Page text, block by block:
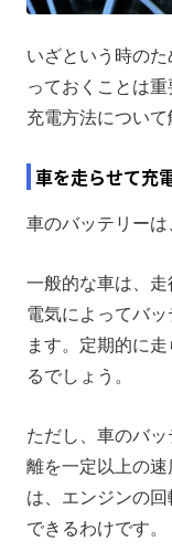
いざという時の
っておくことは
充電方法について
車を走らせて充
車のバッテリーは
一般的な車は、
電気によってバ
ます。定期的に
るでしょう。
ただし、車のバ
離を一定以上の
は、エンジンの
できるわけです。